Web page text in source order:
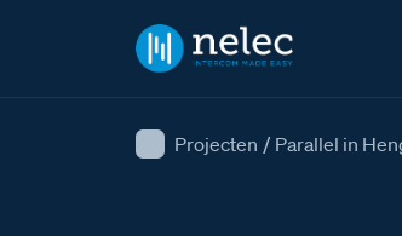
Projecten / Parallel in